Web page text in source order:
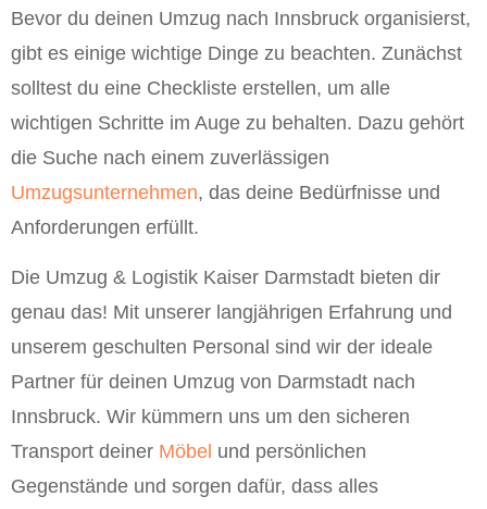
Bevor du deinen Umzug nach Innsbruck organisierst,
gibt es einige wichtige Dinge zu beachten. Zunächst
solltest du eine Checkliste erstellen, um alle
wichtigen Schritte im Auge zu behalten. Dazu gehört
die Suche nach einem zuverlässigen
Umzugsunternehmen, das deine Bedürfnisse und
Anforderungen erfüllt.
Die Umzug & Logistik Kaiser Darmstadt bieten dir
genau das! Mit unserer langjährigen Erfahrung und
unserem geschulten Personal sind wir der ideale
Partner für deinen Umzug von Darmstadt nach
Innsbruck. Wir kümmern uns um den sicheren
Transport deiner Möbel und persönlichen
Gegenstände und sorgen dafür, dass alles